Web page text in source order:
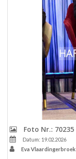
Foto Nr.: 70235
Datum: 19.02.2026
Eva Vlaardingerbroek